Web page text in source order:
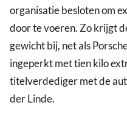
organisatie besloten om
door te voeren. Zo krijgt
gewicht bij, net als
ingeperkt met tien kilo
titelverdediger met de
der Linde.